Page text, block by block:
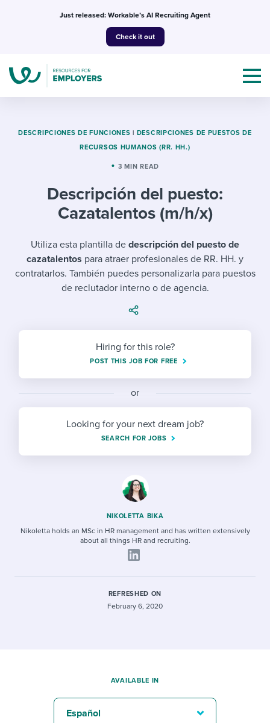
Just released: Workable’s AI Recruiting Agent
Check it out
Topics
Mobilizing AI in my work
Evaluating candidates
Working together with others
Maintaining hiring pipelines
Developing & retaining people
Ensuring compliance
Finding and attracting people
Establishing an employer brand
Candidate/employee experiences
Templates & Guides
Job description templates
Policy templates
Onboarding checklists
Step-by-step tutorials
Free ebooks & reports
HR terms
I’m a jobseeker
I WANT TO LEARN ABOUT...
Pay & benefits
Career development
Modern working life
Overall career resources
Attend webinars & events
Workable customer stories
Explore Workable
Request a demo
Start a free trial
DESCRIPCIONES DE FUNCIONES | DESCRIPCIONES DE PUESTOS DE
RECURSOS HUMANOS (RR. HH.)
3 MIN READ
Descripción del puesto:
Cazatalentos (m/h/x)
Utiliza esta plantilla de descripción del puesto de
cazatalentos para atraer profesionales de RR. HH. y
contratarlos. También puedes personalizarla para puestos
de reclutador interno o de agencia.
Hiring for this role?
POST THIS JOB FOR FREE
or
Looking for your next dream job?
SEARCH FOR JOBS
NIKOLETTA BIKA
Nikoletta holds an MSc in HR management and has written extensively
about all things HR and recruiting.
REFRESHED ON
February 6, 2020
AVAILABLE IN
Español